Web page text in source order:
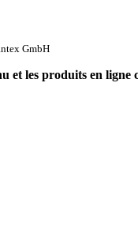
GmbH
et les produits en